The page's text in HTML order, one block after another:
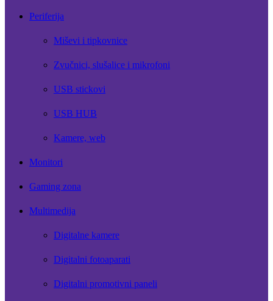
Periferija
Miševi i tipkovnice
Zvučnici, slušalice i mikrofoni
USB stickovi
USB HUB
Kamere, web
Monitori
Gaming zona
Multimedija
Digitalne kamere
Digitalni fotoaparati
Digitalni promotivni paneli